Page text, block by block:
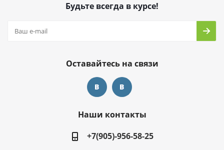
Будьте всегда в курсе!
Оставайтесь на связи
Наши контакты
+7(905)-956-58-25